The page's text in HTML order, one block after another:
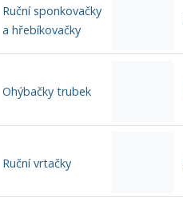
Ruční sponkovačky
a hřebíkovačky
Ohýbačky trubek
Ruční vrtačky